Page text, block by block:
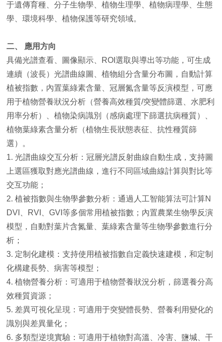
于遺傳育種、分子生物學、植物生理學、植物病理學、生態
學、環境科學、植物保護等研究領域。
二、 應用方向
具備光譜查看、圖像顯示、ROI選取與導出等功能，可生成
連續（波長）光譜曲線圖、植物組分含量分布圖，自動計算
植被指數，內置葉綠素含量、冠層氮含量等反演模型，可應
用于植物營養狀況分析（營養高效種質/突變體篩選、水肥利
用率分析）、植物染病識別（感病處理下篩選抗病種質）、
植物葉綠素含量分析（植物生長狀態表征、抗性種質篩
選）。
1. 光譜曲線交互分析：冠層光譜反射曲線自動生成，支持圖
上選區獲取對應光譜曲線，進行不同區域曲線計算與對比等
交互功能；
2. 植被指數與生物學參數分析：通過人工智能算法可計算N
DVI、RVI、GVI等多個常用植被指數；內置農業生物學反演
模型，自動對葉片含氮量、葉綠素含量等生物學參數進行分
析；
3. 定制化建模：支持使用植被指數自定義快速建模，和定制
化構建長勢、病害等模型；
4. 植物營養分析：可適用于植物營養狀況分析，篩選養分高
效種質資源；
5. 差異可視化呈現：可適用于突變體長勢、營養利用變化的
識別與差異量化；
6. 多類型逆境實驗：可適用于植物對高溫、冷害、鹽堿、干